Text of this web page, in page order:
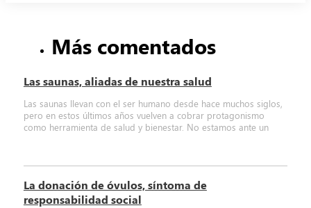
Más comentados
Las saunas, aliadas de nuestra salud
Las saunas llevan con el ser humano desde hace muchos siglos,
pero en estos últimos años vuelven a cobrar protagonismo
como herramienta de salud y bienestar. No estamos ante un
La donación de óvulos, síntoma de
responsabilidad social